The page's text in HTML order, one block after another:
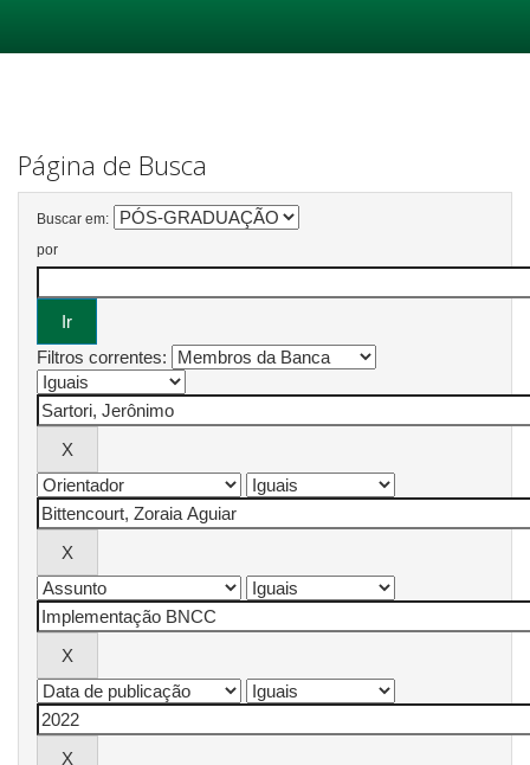
Página de Busca
Buscar em:
por
Filtros correntes: